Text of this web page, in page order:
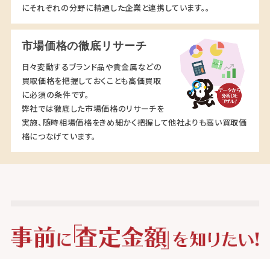
にそれぞれの分野に精通した企業と連携しています。。
市場価格の徹底リサーチ
日々変動するブランド品や貴金属などの
買取価格を把握しておくことも高価買取
に必須の条件です。
弊社では徹底した市場価格のリサーチを
実施、随時相場価格をきめ細かく把握して他社よりも高い買取価
格につなげています。